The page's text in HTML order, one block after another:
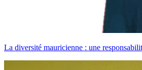
La diversité mauricienne : une